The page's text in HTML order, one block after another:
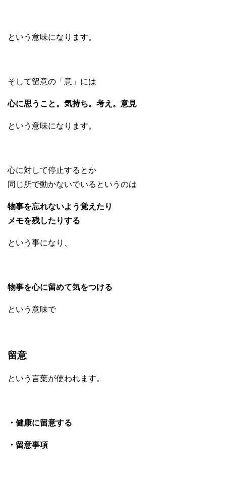
という意味になります。
そして留意の「意」には
心に思うこと。気持ち。考え。意見
という意味になります。
心に対して停止するとか
同じ所で動かないでいるというのは
物事を忘れないよう覚えたり
メモを残したりする
という事になり、
物事を心に留めて気をつける
という意味で
留意
という言葉が使われます。
・健康に留意する
・留意事項